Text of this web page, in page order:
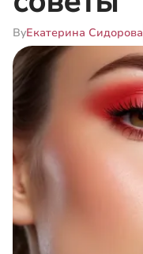
ByЕкатерина Сидорова